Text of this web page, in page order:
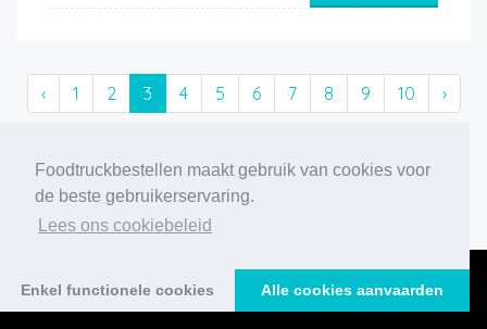
Foodtruckbestellen maakt gebruik van cookies voor
de beste gebruikerservaring.
Lees ons cookiebeleid
Enkel functionele cookies Alle cookies aanvaarden
‹ 1 2 3 4 5 6 7 8 9 10 ›